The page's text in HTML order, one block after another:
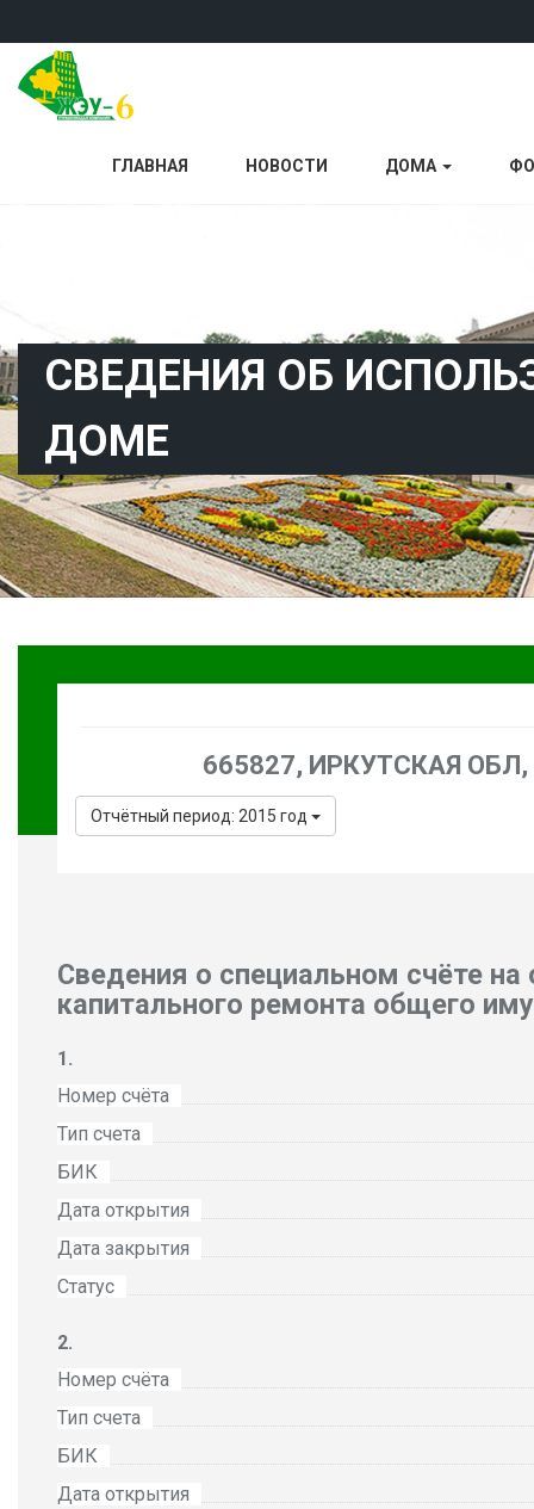
ГЛАВНАЯ НОВОСТИ ДОМА
СВЕДЕНИЯ ОБ
ДОМЕ
665827, ИРКУТСКАЯ
Отчётный период: 2015 год
Сведения о специальном счёте на
капитального ремонта общего
Номер счёта
Тип счета
БИК
Дата открытия
Дата закрытия
Статус
Номер счёта
Тип счета
БИК
Дата открытия